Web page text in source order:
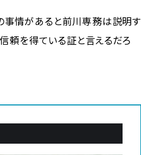
情があると前川専務は説明す
頼を得ている証と言えるだろ